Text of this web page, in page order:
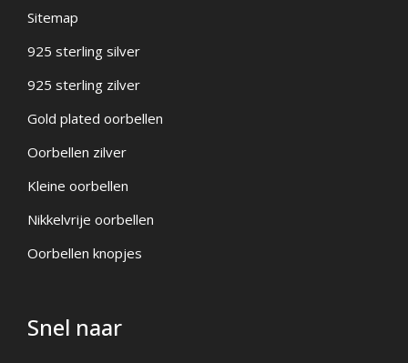
Sitemap
925 sterling silver
925 sterling zilver
Gold plated oorbellen
Oorbellen zilver
Kleine oorbellen
Nikkelvrije oorbellen
Oorbellen knopjes
Snel naar